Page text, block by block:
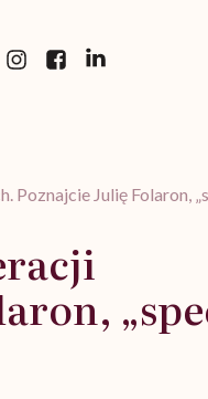
Poznajcie Julię Folaron,